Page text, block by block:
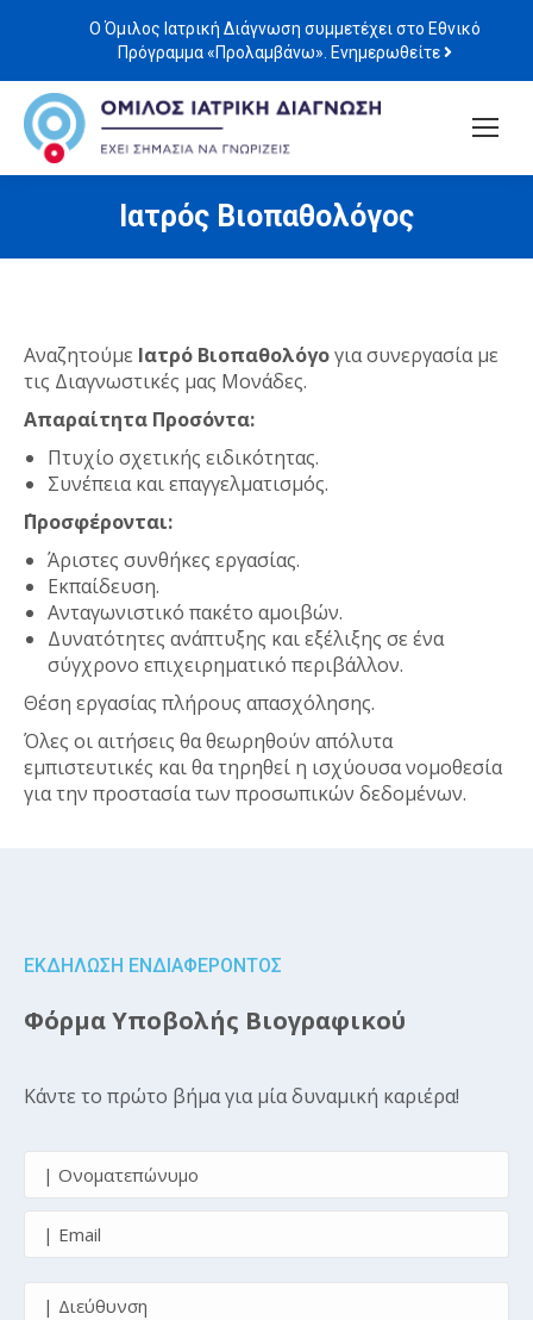
Ο Όμιλος Ιατρική Διάγνωση συμμετέχει στο Εθνικό
Πρόγραμμα «Προλαμβάνω». Ενημερωθείτε
Ιατρός Βιοπαθολόγος
Αναζητούμε Ιατρό Βιοπαθολόγογια συνεργασία με
τις Διαγνωστικές μας Μονάδες.
Απαραίτητα Προσόντα:
Πτυχίο σχετικής ειδικότητας.
Συνέπεια και επαγγελματισμός.
΄Προσφέρονται:
Άριστες συνθήκες εργασίας.
Εκπαίδευση.
Ανταγωνιστικό πακέτο αμοιβών.
Δυνατότητες ανάπτυξης και εξέλιξης σε ένα
σύγχρονο επιχειρηματικό περιβάλλον.
Θέση εργασίας πλήρους απασχόλησης.
Όλες οι αιτήσεις θα θεωρηθούν απόλυτα
εμπιστευτικές και θα τηρηθεί η ισχύουσα νομοθεσία
για την προστασία των προσωπικών δεδομένων.
ΕΚΔΗΛΩΣΗ ΕΝΔΙΑΦΕΡΟΝΤΟΣ
Φόρμα Υποβολής Βιογραφικού
Κάντε το πρώτο βήμα για μία δυναμική καριέρα!